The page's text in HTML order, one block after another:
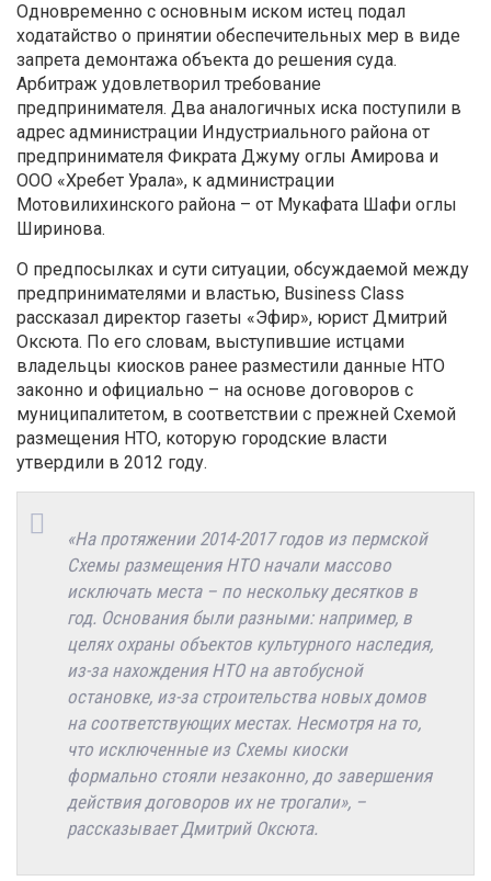
Одновременно с основным иском истец подал
ходатайство о принятии обеспечительных мер в виде
запрета демонтажа объекта до решения суда.
Арбитраж удовлетворил требование
предпринимателя. Два аналогичных иска поступили в
адрес администрации Индустриального района от
предпринимателя Фикрата Джуму оглы Амирова и
ООО «Хребет Урала», к администрации
Мотовилихинского района – от Мукафата Шафи оглы
Ширинова.
О предпосылках и сути ситуации, обсуждаемой между
предпринимателями и властью, Business Class
рассказал директор газеты «Эфир», юрист Дмитрий
Оксюта. По его словам, выступившие истцами
владельцы киосков ранее разместили данные НТО
законно и официально – на основе договоров с
муниципалитетом, в соответствии с прежней Схемой
размещения НТО, которую городские власти
утвердили в 2012 году.
«На протяжении 2014-2017 годов из пермской
Схемы размещения НТО начали массово
исключать места – по нескольку десятков в
год. Основания были разными: например, в
целях охраны объектов культурного наследия,
из-за нахождения НТО на автобусной
остановке, из-за строительства новых домов
на соответствующих местах. Несмотря на то,
что исключенные из Схемы киоски
формально стояли незаконно, до завершения
действия договоров их не трогали», –
рассказывает Дмитрий Оксюта.